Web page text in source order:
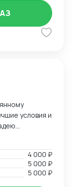
4 000 ₽
5 000 ₽
5 000 ₽